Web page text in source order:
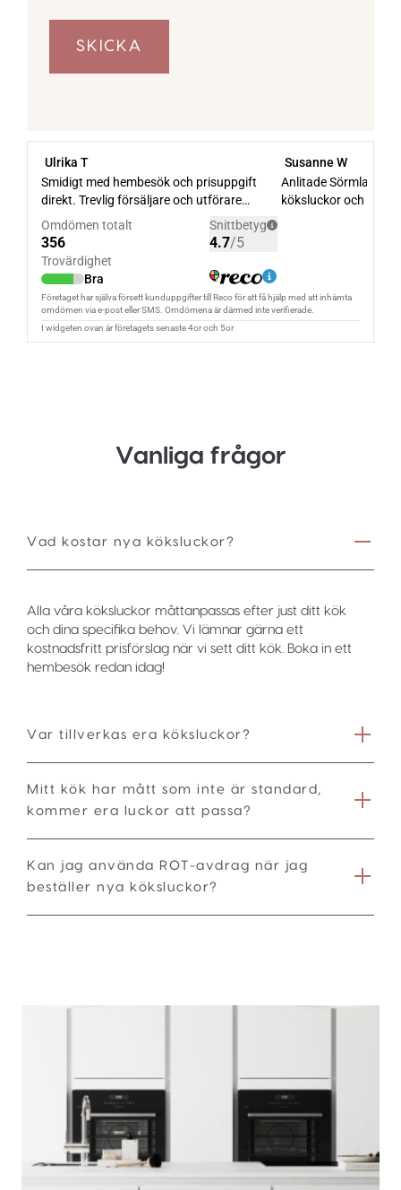
Vanliga frågor
Vad kostar nya köksluckor?
Alla våra köksluckor måttanpassas efter just ditt kök
och dina specifika behov. Vi lämnar gärna ett
kostnadsfritt prisförslag när vi sett ditt kök. Boka in ett
hembesök redan idag!
Var tillverkas era köksluckor?
Mitt kök har mått som inte är standard,
kommer era luckor att passa?
Kan jag använda ROT-avdrag när jag
beställer nya köksluckor?